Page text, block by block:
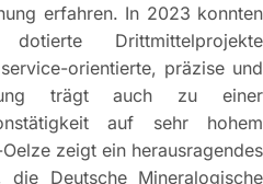
erfahren. In 2023 konnten
Drittmittelprojekte
orientierte, präzise und
trägt auch zu einer
auf sehr hohem
zeigt ein herausragendes
Deutsche Mineralogische